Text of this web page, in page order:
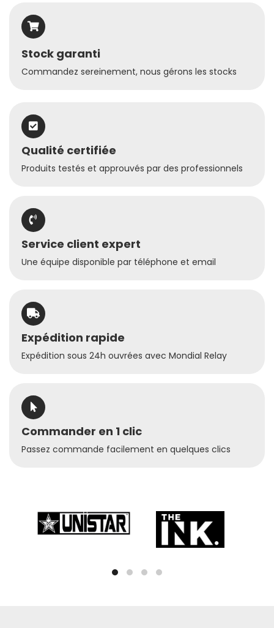
Stock garanti
Commandez sereinement, nous gérons les stocks
Qualité certifiée
Produits testés et approuvés par des professionnels
Service client expert
Une équipe disponible par téléphone et email
Expédition rapide
Expédition sous 24h ouvrées avec Mondial Relay
Commander en 1 clic
Passez commande facilement en quelques clics